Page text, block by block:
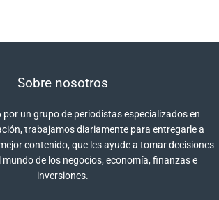
Sobre nosotros
por un grupo de periodistas especializados en
trabajamos diariamente para entregarle a
contenido, que les ayude a tomar decisiones
de los negocios, economía, finanzas e
inversiones.